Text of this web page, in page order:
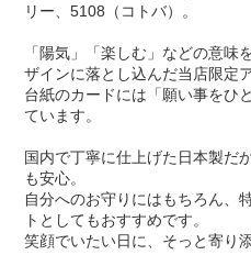
リー、5108（コトバ）。
「陽気」「楽しむ」などの意
ザインに落とし込んだ当店限定
台紙のカードには「願い事をひ
ています。
国内で丁寧に仕上げた日本製だ
も安心。
自分へのお守りにはもちろん、
トとしてもおすすめです。
笑顔でいたい日に、そっと寄り